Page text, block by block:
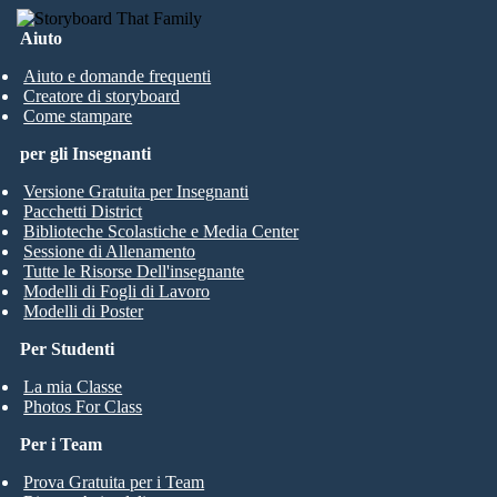
Aiuto
Aiuto e domande frequenti
Creatore di storyboard
Come stampare
Per Studenti
La mia Classe
Photos For Class
per gli Insegnanti
Versione Gratuita per Insegnanti
Pacchetti District
Biblioteche Scolastiche e Media Center
Sessione di Allenamento
Tutte le Risorse Dell'insegnante
Modelli di Fogli di Lavoro
Modelli di Poster
Per i Team
Prova Gratuita per i Team